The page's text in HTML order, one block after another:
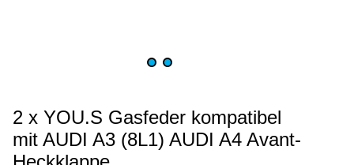
2 x YOU.S Gasfeder kompatibel
mit AUDI A3 (8L1) AUDI A4 Avant-